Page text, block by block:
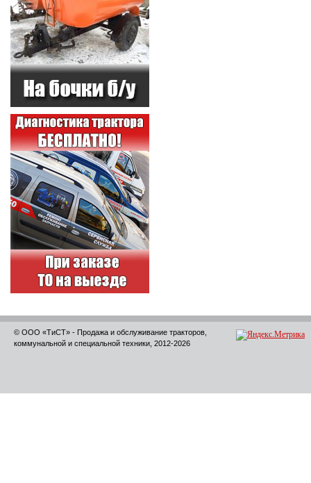
© ООО «ТиСТ» - Продажа и обслуживание тракторов,
коммунальной и специальной техники, 2012-2026